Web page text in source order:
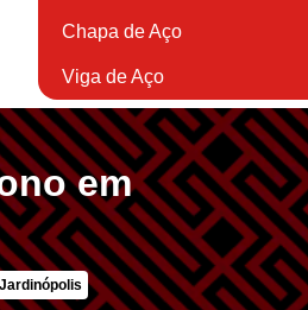
Chapa de Aço
Viga de Aço
em